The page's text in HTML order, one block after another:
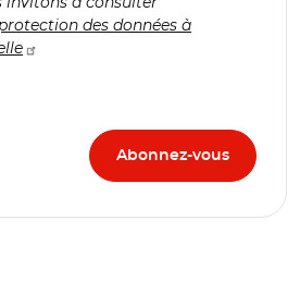
des données à